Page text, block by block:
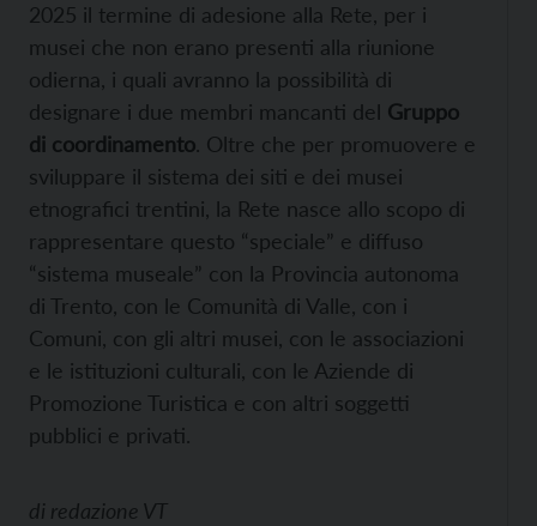
2025 il termine di adesione alla Rete, per i
musei che non erano presenti alla riunione
odierna, i quali avranno la possibilità di
designare i due membri mancanti del Gruppo
di coordinamento. Oltre che per promuovere e
sviluppare il sistema dei siti e dei musei
etnografici trentini, la Rete nasce allo scopo di
rappresentare questo “speciale” e diffuso
“sistema museale” con la Provincia autonoma
di Trento, con le Comunità di Valle, con i
Comuni, con gli altri musei, con le associazioni
e le istituzioni culturali, con le Aziende di
Promozione Turistica e con altri soggetti
pubblici e privati.
di redazione VT